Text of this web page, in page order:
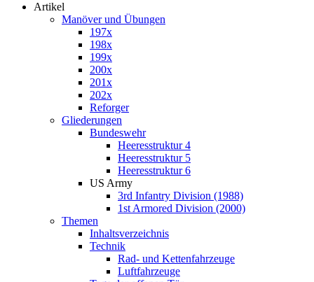
Artikel
Manöver und Übungen
197x
198x
199x
200x
201x
202x
Reforger
Gliederungen
Bundeswehr
Heeresstruktur 4
Heeresstruktur 5
Heeresstruktur 6
US Army
3rd Infantry Division (1988)
1st Armored Division (2000)
Themen
Inhaltsverzeichnis
Technik
Rad- und Kettenfahrzeuge
Luftfahrzeuge